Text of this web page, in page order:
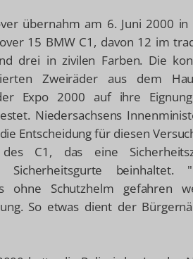
übernahm am 6. Juni 2000
15 BMW C1, davon 12 im
drei in zivilen Farben. Die
Zweiräder aus dem
Expo 2000 auf ihre
Niedersachsens
Entscheidung für diesen
des C1, das eine
Sicherheitsgurte
ohne Schutzhelm gefahren
So etwas dient der